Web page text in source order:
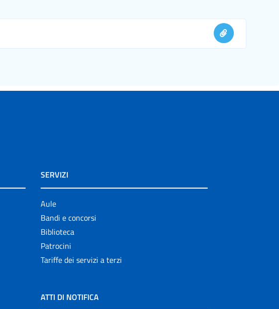
SERVIZI
Aule
Bandi e concorsi
Biblioteca
Patrocini
Tariffe dei servizi a terzi
ATTI DI NOTIFICA